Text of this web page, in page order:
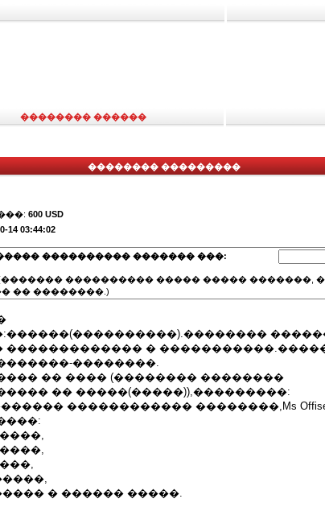
�������� ������
�������� ���������
600 USD
14 03:44:02
���������� ������� ���:
���������� ����� ����� �������,
�� ��������.)
������������� �
��������.
�� ���� (�������� ��������
�� �����(�����)),���������:
������������ ��������,Ms
� ������ �����.